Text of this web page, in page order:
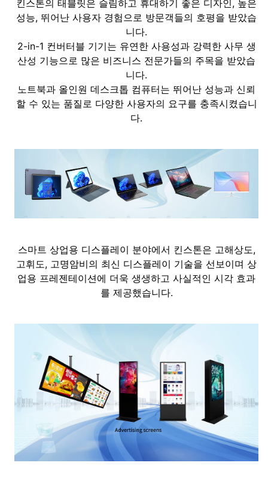
킨스톤의 태블릿은 슬림하고 휴대하기 좋은 디자인, 높은
성능, 뛰어난 사용자 경험으로 방문객들의 호평을 받았습
니다.
2-in-1 컨버터블 기기는 유연한 사용성과 강력한 사무 생
산성 기능으로 많은 비즈니스 전문가들의 주목을 받았습
니다.
노트북과 올인원 데스크톱 컴퓨터는 뛰어난 성능과 신뢰
할 수 있는 품질로 다양한 사용자의 요구를 충족시켰습니
다.
스마트 상업용 디스플레이 분야에서 킨스톤은 고해상도,
고휘도, 고명암비의 최신 디스플레이 기술을 선보이며 상
업용 프레젠테이션에 더욱 생생하고 사실적인 시각 효과
를 제공했습니다.